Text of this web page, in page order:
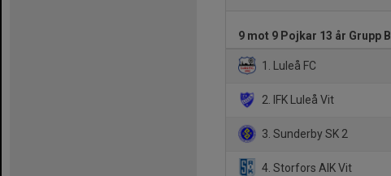
9 mot 9 Pojkar 13 år Grupp B
1. Luleå FC
2. IFK Luleå Vit
3. Sunderby SK 2
4. Storfors AIK Vit